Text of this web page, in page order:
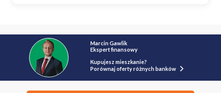
Marcin Gawlik
Ekspert finansowy
Kupujesz mieszkanie?
Porównaj oferty różnych banków